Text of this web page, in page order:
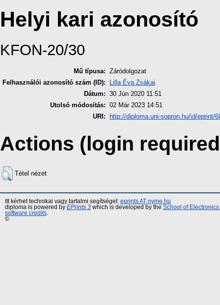
Helyi kari azonosító
KFON-20/30
Mű típusa: Záródolgozat
Felhasználói azonosító szám (ID):
Lilla Éva Zsákai
Dátum: 30 Jún 2020 11:51
Utolsó módosítás: 02 Már 2023 14:51
URI:
http://diploma.uni-sopron.hu/id/eprint/
Actions (login
Tétel nézet
Itt kérhet technikai vagy tartalmi segítséget: eprints AT nyme.hu
diploma is powered by EPrints 3 which is developed by the School of
software credits
©